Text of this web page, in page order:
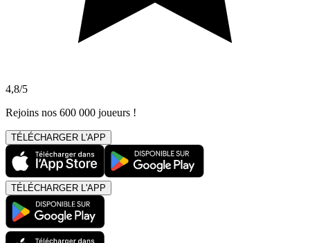
4,8/5
Rejoins nos 600 000 joueurs !
TÉLÉCHARGER L'APP
TÉLÉCHARGER L'APP